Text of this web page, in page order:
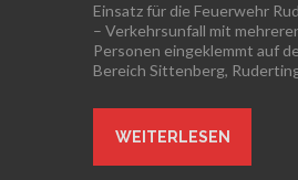
Einsatz für die Feuerwehr
– Verkehrsunfall mit
Personen eingeklemmt auf
Bereich Sittenberg,
WEITERLESEN